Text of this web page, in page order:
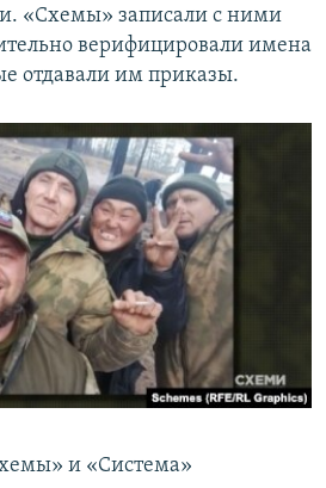
«Схемы» записали с ними
верифицировали имена
отдавали им приказы.
и «Система»